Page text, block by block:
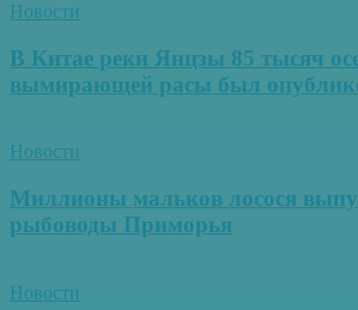
Новости
В Китае реки Янцзы 85 тысяч
вымирающей расы был
Новости
Миллионы мальков лосося
рыбоводы Приморья
Новости